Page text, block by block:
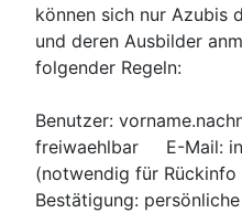
können sich nur Azubis
und deren Ausbilder
folgender Regeln:
Benutzer:
freiwaehlbar E-Mail:
(notwendig für Rückinfo
Bestätigung: